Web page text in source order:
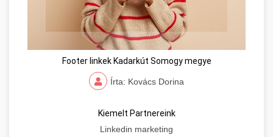
Footer linkek Kadarkút Somogy megye
Írta: Kovács Dorina
Kiemelt Partnereink
Linkedin marketing